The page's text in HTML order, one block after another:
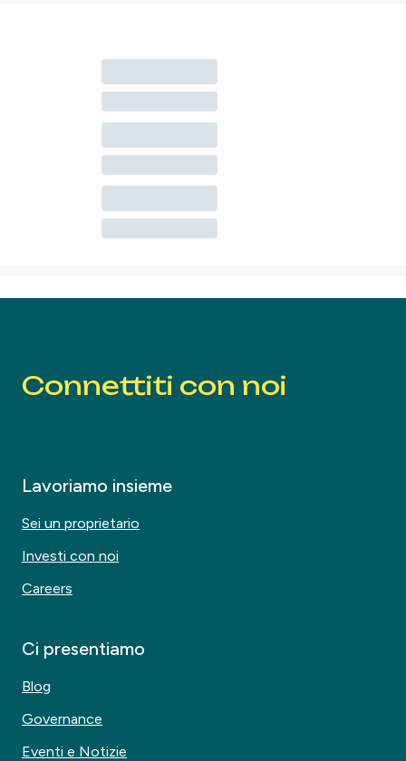
Connettiti con noi
Lavoriamo insieme
Sei un proprietario
Investi con noi
Careers
Ci presentiamo
Blog
Governance
Eventi e Notizie